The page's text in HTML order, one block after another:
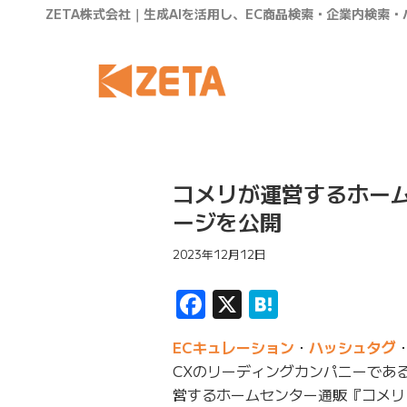
ZETA株式会社｜生成AIを活用し、EC商品検索・企業内検索
コメリが運営するホー
ージを公開
2023年12月12日
Facebook
X
ECキュレーション ・ ハッシュタグ
CXのリーディングカンパニーであ
営するホームセンター通販『コメ